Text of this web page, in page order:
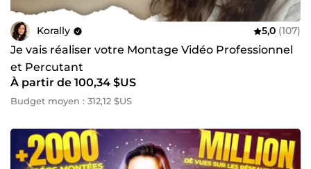
Korally 5,0 (107)
Je vais réaliser votre Montage Vidéo Professionnel
et Percutant
À partir de 100,34 $US
Budget moyen : 312,12 $US